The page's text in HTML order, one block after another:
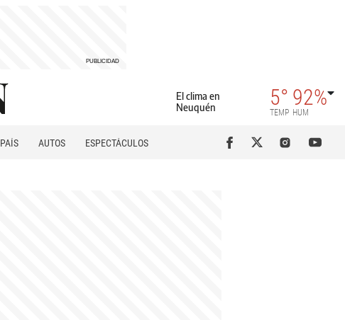
El clima en
Neuquén
5°
TEMP
92%
HUM
PAÍS AUTOS
ESPECTÁCULOS